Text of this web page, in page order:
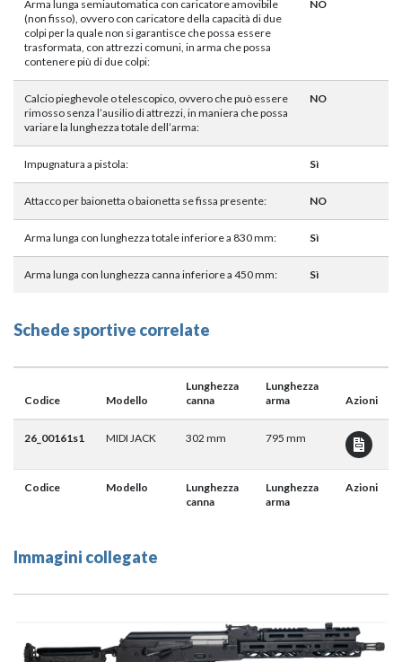
Arma lunga semiautomatica con caricatore amovibile
(non fisso), ovvero con caricatore della capacità di due
colpi per la quale non si garantisce che possa essere
trasformata, con attrezzi comuni, in arma che possa
contenere più di due colpi:
NO
Calcio pieghevole o telescopico, ovvero che può essere
rimosso senza l’ausilio di attrezzi, in maniera che possa
variare la lunghezza totale dell’arma:
NO
Impugnatura a pistola: Sì
Attacco per baionetta o baionetta se fissa presente: NO
Arma lunga con lunghezza totale inferiore a 830 mm: Sì
Arma lunga con lunghezza canna inferiore a 450 mm: Sì
Schede sportive correlate
Codice Modello
Lunghezza
canna
Lunghezza
arma
Azioni
26_00161s1 MIDI JACK 302 mm 795 mm
Codice Modello
Lunghezza
canna
Lunghezza
arma
Azioni
Immagini collegate